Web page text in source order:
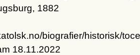
1882
biografier/historisk/
18.11.2022